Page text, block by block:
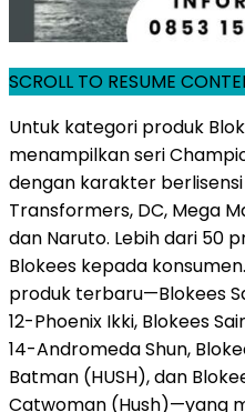
SCROLL TO RESUME
Untuk kategori produk
menampilkan seri
dengan karakter
Transformers, DC, Mega
dan Naruto. Lebih dari 50
Blokees kepada
produk terbaru—Blokees
12-Phoenix Ikki, Blokees
14-Andromeda Shun,
Batman (HUSH), dan
Catwoman (Hush)—yang